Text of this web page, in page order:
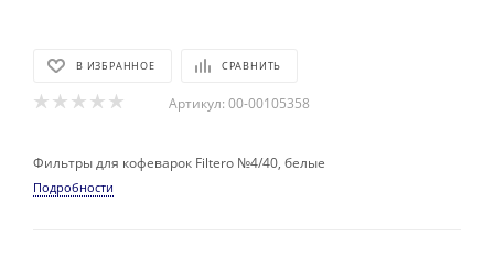
В ИЗБРАННОЕ СРАВНИТЬ
Артикул: 00-00105358
Фильтры для кофеварок Filtero №4/40, белые
Подробности